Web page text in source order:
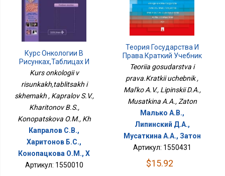
Курс Онкологии В
Рисунках,таблицах И
Схемах
Kurs onkologii v
risunkakh,tablitsakh i
skhemakh , Kapralov S.V.,
Kharitonov B.S.,
Konopatskova O.M., Kh
Капралов С.В.,
Харитонов Б.С.,
Конопацкова О.М., Х
Артикул: 1550010
Теория Государства И
Права.Краткий Учебник
Teoriia gosudarstva i
prava.Kratkii uchebnik ,
Mal'ko A.V., Lipinskii D.A.,
Musatkina A.A., Zaton
Малько А.В.,
Липинский Д.А.,
Мусаткина А.А., Затон
Артикул: 1550431
$15.92